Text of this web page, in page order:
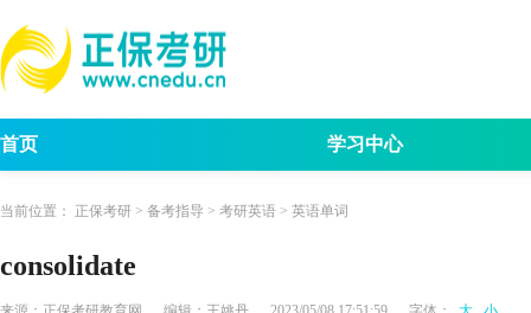
首页 学习中心
招生简章
当前位置： 正保考研 > 备考指导 > 考研英语 > 英语单词
consolidate